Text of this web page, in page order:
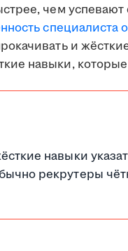
чем
и
навыки,
навыки
рекрутеры